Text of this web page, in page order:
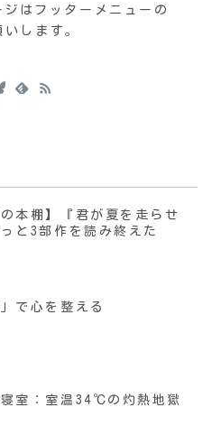
はフッターメニューの
します。
の本棚】『君が夏を走らせ
と3部作を読み終えた
」で心を整える
室：室温34℃の灼熱地獄